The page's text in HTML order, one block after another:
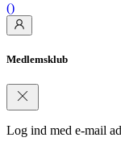
()
Medlemsklub
Log ind med e-mail